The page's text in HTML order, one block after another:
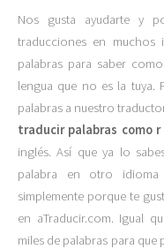
Nos gusta ayudarte y
traducciones en muchos
palabras para saber
lengua que no es la tuya.
palabras a nuestro
traducir palabras como r
inglés. Así que ya lo
palabra en otro
simplemente porque te
en aTraducir.com. Igual
miles de palabras para que